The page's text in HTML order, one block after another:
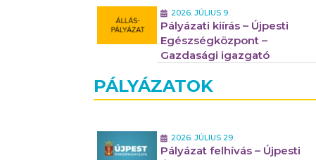
2026. JÚLIUS 9.
Pályázati kiírás – Újpesti
Egészségközpont –
Gazdasági igazgató
PÁLYÁZATOK
2026. JÚLIUS 29.
Pályázat felhívás – Újpesti